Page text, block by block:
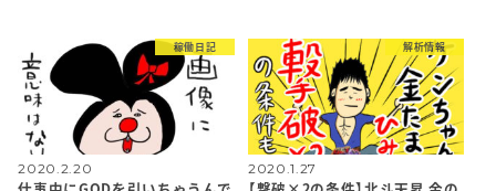
稼働日記
2020.2.20
解析情報
2020.1.27